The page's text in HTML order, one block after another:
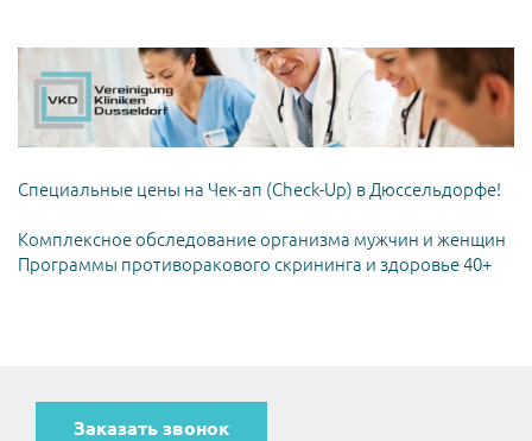
Специальные цены на Чек-ап (Check-Up) в Дюссельдорфе!
Комплексное обследование организма мужчин и женщин
Программы противоракового скрининга и здоровье 40+
Заказать звонок